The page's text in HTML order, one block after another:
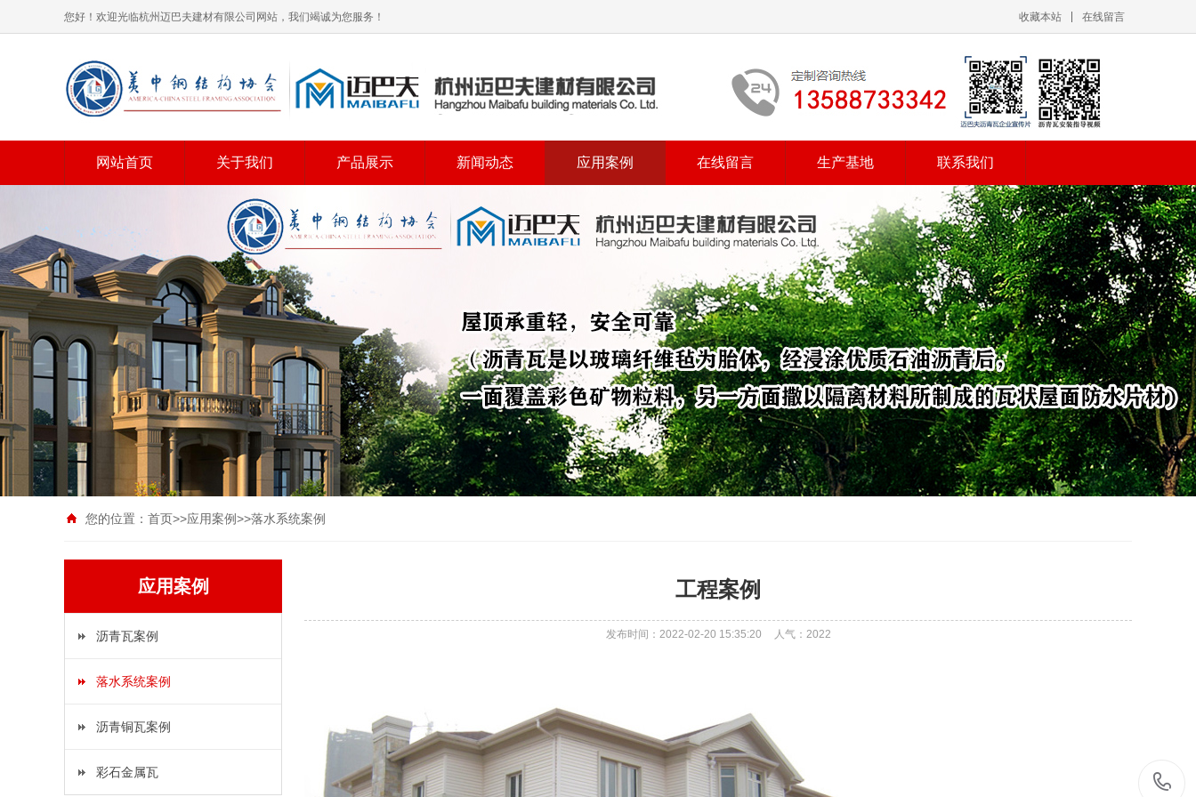
您好！欢迎光临杭州迈巴夫建材有限公司网站，我们竭诚为您服务！ 收藏本站 在线留言
网站首页 关于我们 产品展示 新闻动态 应用案例 在线留言 生产基地 联系我们
您的位置： 首页>>应用案例>>落水系统案例
应用案例
沥青瓦案例
落水系统案例
沥青铜瓦案例
彩石金属瓦
工程案例
发布时间：2022-02-20 15:35:20 人气： 2022